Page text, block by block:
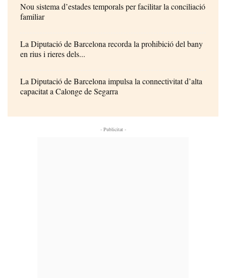
Nou sistema d’estades temporals per facilitar la conciliació
familiar
La Diputació de Barcelona recorda la prohibició del bany
en rius i rieres dels...
La Diputació de Barcelona impulsa la connectivitat d’alta
capacitat a Calonge de Segarra
- Publicitat -